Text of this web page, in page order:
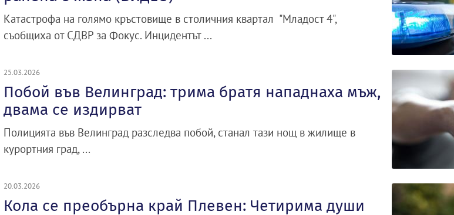
Катастрофа на голямо кръстовище в столичния квартал "Младост 4",
съобщиха от СДВР за Фокус. Инцидентът ...
25.03.2026
Побой във Велинград: трима братя нападнаха мъж,
двама се издирват
Полицията във Велинград разследва побой, станал тази нощ в жилище в
курортния град, ...
20.03.2026
Кола се преобърна край Плевен: Четирима души